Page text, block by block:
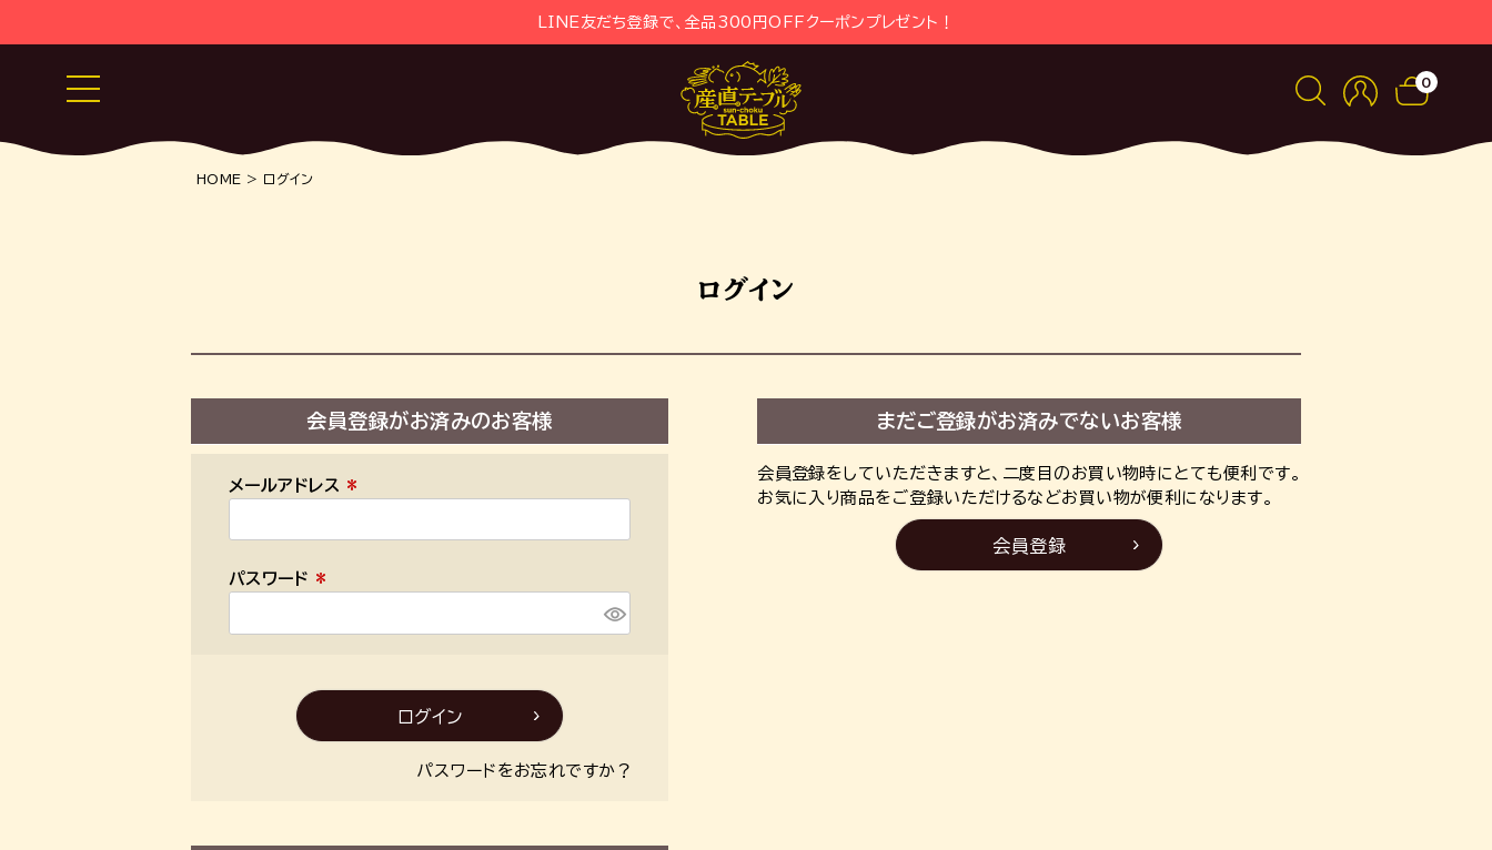
LINE友だち登録で、全品300円OFFクーポンプレゼント！
0
HOME ログイン
ログイン
会員登録がお済みのお客様
メールアドレス
パスワード
ログイン
パスワードをお忘れですか？
まだご登録がお済みでないお客様
会員登録をしていただきますと、二度目のお買い物時にとても便利です。
お気に入り商品をご登録いただけるなどお買い物が便利になります。
会員登録